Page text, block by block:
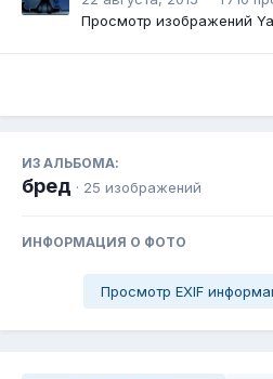
Просмотр изображений
ИЗ АЛЬБОМА:
бред · 25 изображений
ИНФОРМАЦИЯ О ФОТО
Просмотр EXIF